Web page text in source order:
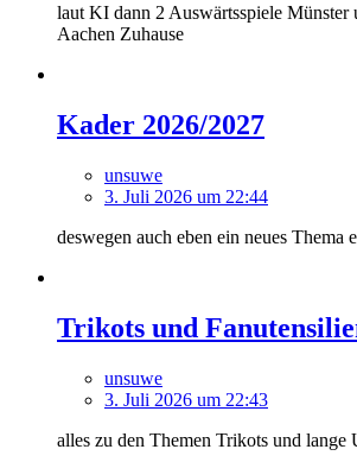
laut KI dann 2 Auswärtsspiele Münster
Aachen Zuhause
Kader 2026/2027
unsuwe
3. Juli 2026 um 22:44
deswegen auch eben ein neues Thema
Trikots und
unsuwe
3. Juli 2026 um 22:43
alles zu den Themen Trikots und lange